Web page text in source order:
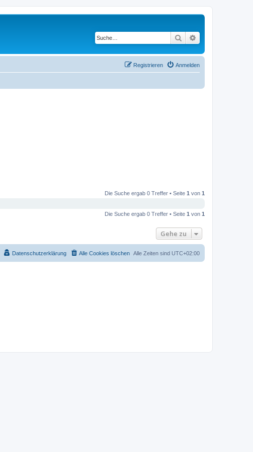
Suche
Anmelden
Registrieren
Die Suche ergab 0 Treffer • Seite 1 von 1
Die Suche ergab 0 Treffer • Seite 1 von 1
Gehe zu
Alle Zeiten sind UTC+02:00
Alle Cookies löschen
Datenschutzerklärung